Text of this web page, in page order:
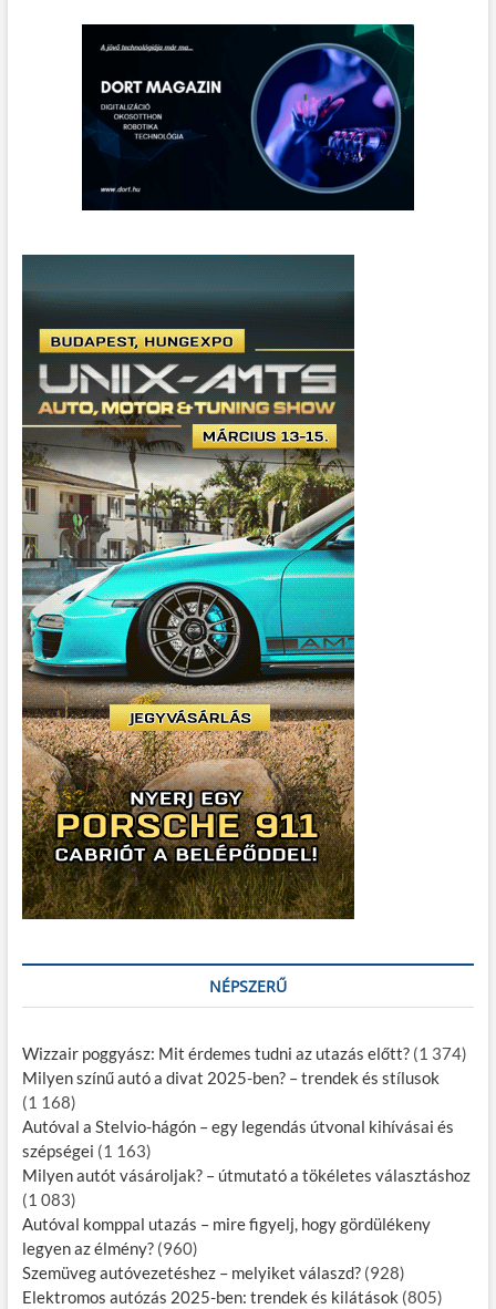
NÉPSZERŰ
Wizzair poggyász: Mit érdemes tudni az utazás előtt? (1 374)
Milyen színű autó a divat 2025-ben? – trendek és stílusok
(1 168)
Autóval a Stelvio-hágón – egy legendás útvonal kihívásai és
szépségei (1 163)
Milyen autót vásároljak? – útmutató a tökéletes választáshoz
(1 083)
Autóval komppal utazás – mire figyelj, hogy gördülékeny
legyen az élmény? (960)
Szemüveg autóvezetéshez – melyiket válaszd? (928)
Elektromos autózás 2025-ben: trendek és kilátások (805)